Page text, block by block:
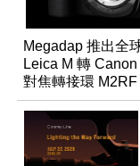
Megadap 推出全
Leica M 轉
對焦轉接環 M2RF